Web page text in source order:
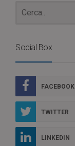
Social Box
FACEBOOK
TWITTER
LINKEDIN